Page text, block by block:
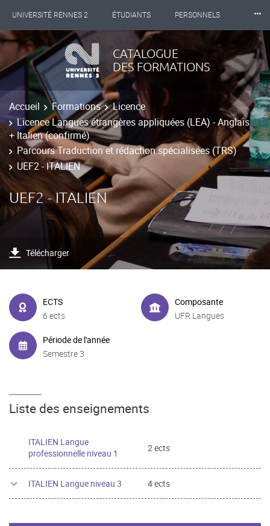
UNIVERSITÉ RENNES 2 ÉTUDIANTS PERSONNELS
INTERNATIONAL PROFESSIONNELS BIBLIOTHÈQUES
LES NOUVELLES DE RENNES 2
⸱⸱⸱
CATALOGUE
DES FORMATIONS
Accueil Formations
Licence
Licence Langues étrangères appliquées (LEA) - Anglais
+ Italien (confirmé)
Parcours Traduction et rédaction spécialisées (TRS)
UEF2 - ITALIEN
UEF2 - ITALIEN
Télécharger
ECTS
6 ects
Composante
UFR Langues
Période de l'année
Semestre 3
Liste des enseignements
ITALIEN Langue
professionnelle niveau 1
2 ects
ITALIEN Langue niveau 3 4 ects